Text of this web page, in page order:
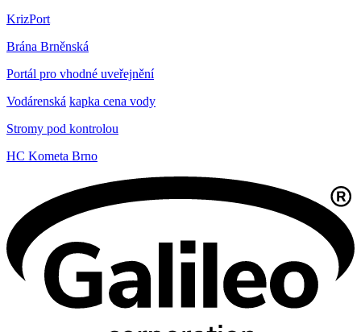
KrizPort
Brána Brněnská
Portál pro vhodné uveřejnění
Vodárenská kapka cena vody
Stromy pod kontrolou
HC Kometa Brno